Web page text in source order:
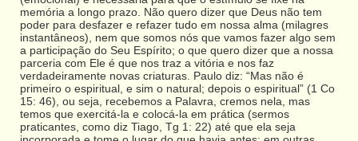
memória a longo prazo. Não quero dizer que Deus não tem
poder para desfazer e refazer tudo em nossa alma (milagres
instantâneos), nem que somos nós que vamos fazer algo sem
a participação do Seu Espírito; o que quero dizer que a nossa
parceria com Ele é que nos traz a vitória e nos faz
verdadeiramente novas criaturas. Paulo diz: “Mas não é
primeiro o espiritual, e sim o natural; depois o espiritual” (1 Co
15: 46), ou seja, recebemos a Palavra, cremos nela, mas
temos que exercitá-la e colocá-la em prática (sermos
praticantes, como diz Tiago, Tg 1: 22) até que ela seja